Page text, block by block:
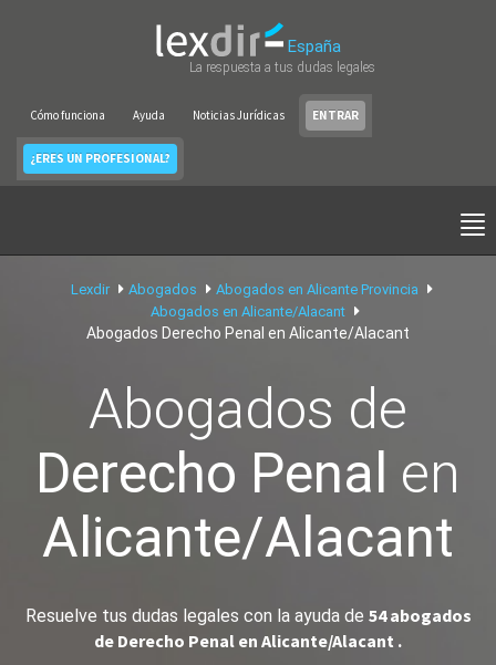
España
La respuesta a tus dudas legales
Cómo funciona Ayuda Noticias Jurídicas ENTRAR
¿ERES UN PROFESIONAL?
Lexdir Abogados
Abogados en Alicante Provincia
Abogados en Alicante/Alacant
Abogados Derecho Penal en Alicante/Alacant
Abogados de
Derecho Penal en
Alicante/Alacant
Resuelve tus dudas legales con la ayuda de 54 abogados
de Derecho Penal en Alicante/Alacant .